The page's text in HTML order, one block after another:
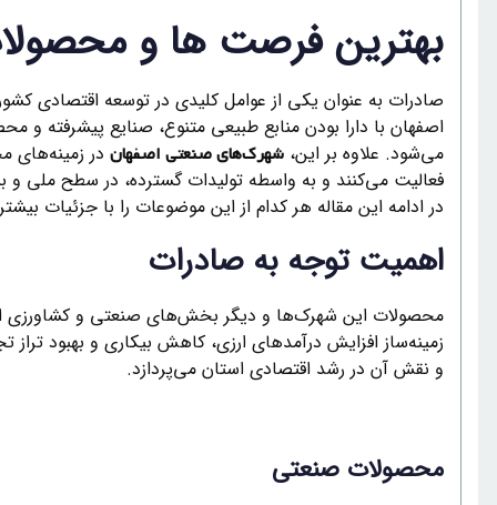
بهترین فرصت ها و
صادرات به عنوان یکی از عوامل کلیدی در توسعه اقتصادی
اصفهان با دارا بودن منابع طبیعی متنوع، صنایع پیشرفته و
می‌شود. علاوه بر این، شهرک‌های صنعتی اصفهان در زمینه‌های
فعالیت می‌کنند و به واسطه تولیدات گسترده، در سطح ملی
در ادامه این مقاله هر کدام از این موضوعات را با جزئیات
اهمیت توجه به صادرات
محصولات این شهرک‌ها و دیگر بخش‌های صنعتی و کشاورزی
زمینه‌ساز افزایش درآمدهای ارزی، کاهش بیکاری و بهبود
و نقش آن در رشد اقتصادی استان می‌پردازد.
محصولات صنعتی